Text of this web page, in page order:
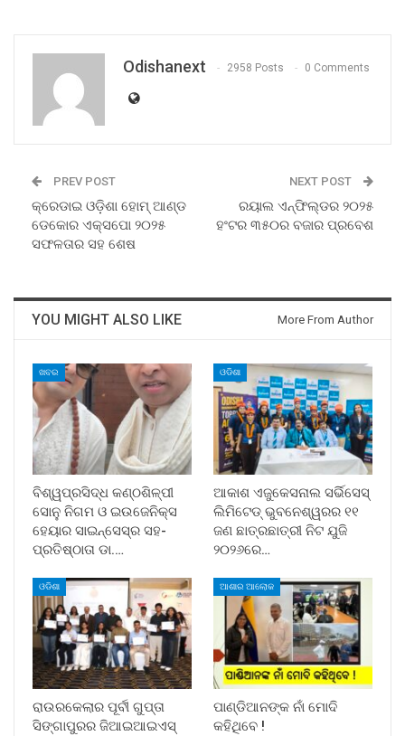
Odishanext 2958 Posts 0 Comments
PREV POST
କ୍ରେଡାଇ ଓଡ଼ିଶା ହୋମ୍ ଆଣ୍ଡ
ଡେକୋର ଏକ୍ସପୋ ୨୦୨୫
ସଫଳତାର ସହ ଶେଷ
NEXT POST
ରୟାଲ ଏନ୍‌ଫିଲ୍ଡର ୨୦୨୫
ହଂଟର ୩୫୦ର ବଜାର ପ୍ରବେଶ
YOU MIGHT ALSO LIKE More From Author
ଖବର
ବିଶ୍ୱପ୍ରସିଦ୍ଧ କଣ୍ଠଶିଳ୍ପୀ
ସୋନୁ ନିଗମ ଓ ଇଉଜେନିକ୍ସ
ହେୟାର ସାଇନ୍ସେସ୍ର ସହ-
ପ୍ରତିଷ୍ଠାତା ଡା.…
ଓଡିଶା
ଆକାଶ ଏଜୁକେସନାଲ ସର୍ଭିସେସ୍
ଲିମିଟେଡ୍ ଭୁବନେଶ୍ୱରର ୧୧
ଜଣ ଛାତ୍ରଛାତ୍ରୀ ନିଟ ଯୁଜି
୨୦୨୬ରେ…
ଓଡିଶା
ରାଉରକେଲାର ପୂର୍ବୀ ଗୁପ୍ତା
ସିଙ୍ଗାପୁରର ଜିଆଇଆଇଏସ୍
ଆଶାର ଆଲୋକ
ପାଣ୍ଡିଆନଙ୍କ ନାଁ ମୋଦି
କହିଥିବେ !